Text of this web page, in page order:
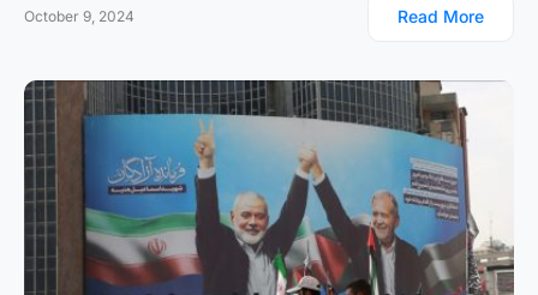
October 9, 2024 Read More